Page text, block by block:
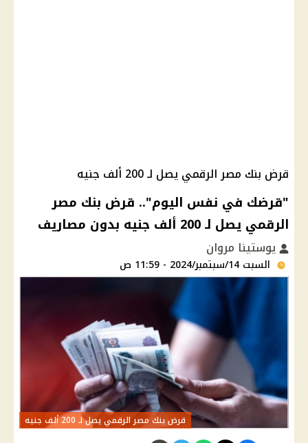
قرض بنك مصر الرقمي يصل لـ 200 ألف جنيه
"قرضك في نفس اليوم".. قرض بنك مصر
الرقمي يصل لـ 200 ألف جنيه بدون مصاريف
يوستينا مروان
السبت 14/سبتمبر/2024 - 11:59 ص
قرض بنك مصر الرقمي يصل لـ 200 ألف جنيه